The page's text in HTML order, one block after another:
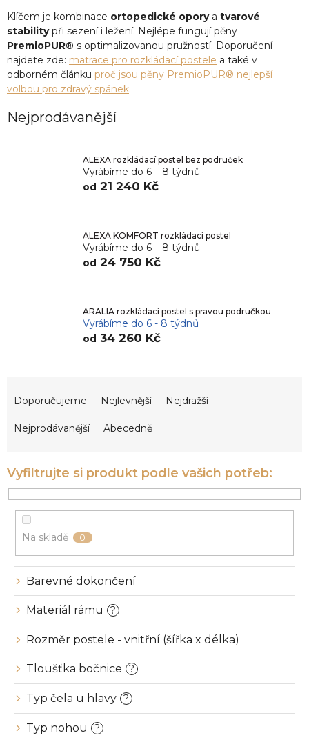
Klíčem je kombinace ortopedické oporya tvarové
stabilitypři sezení i ležení. Nejlépe fungují pěny
PremioPUR® s optimalizovanou pružností. Doporučení
najdete zde: matrace pro rozkládací postele a také v
odborném článku proč jsou pěny PremioPUR® nejlepší
volbou pro zdravý spánek.
Nejprodávanější
ALEXA rozkládací postel bez područek
Vyrábíme do 6 – 8 týdnů
od 21 240 Kč
ALEXA KOMFORT rozkládací postel
Vyrábíme do 6 – 8 týdnů
od 24 750 Kč
ARALIA rozkládací postel s pravou područkou
Vyrábíme do 6 - 8 týdnů
od 34 260 Kč
p
r
o
Doporučujeme Nejlevnější Nejdražší
Nejprodávanější Abecedně
Na skladě 0
Barevné dokončení
Materiál rámu ?
Rozměr postele - vnitřní (šířka x délka)
Tloušťka bočnice ?
Typ čela u hlavy ?
Typ nohou ?